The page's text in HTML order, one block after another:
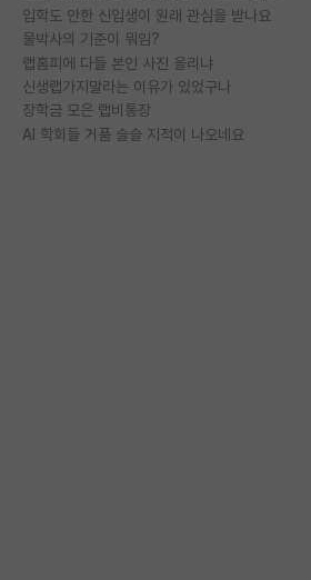
입학도 안한 신입생이 원래 관심을 받나요
물박사의 기준이 뭐임?
랩홈피에 다들 본인 사진 올리냐
신생랩가지말라는 이유가 있었구나
장학금 모은 랩비통장
AI 학회들 거품 슬슬 지적이 나오네요